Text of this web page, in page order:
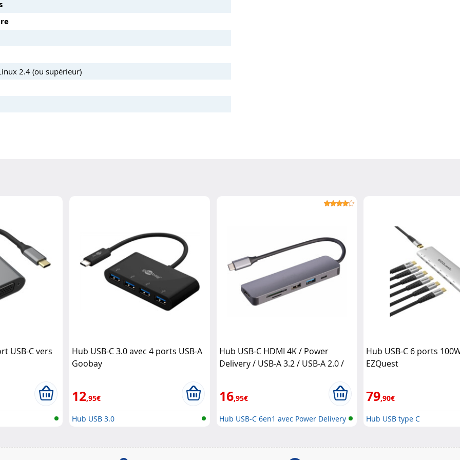
2.4 (ou supérieur)
USB-C vers
Hub USB-C 3.0 avec 4 ports USB-A
Goobay
12,95€
Hub USB 3.0
Hub USB-C HDMI 4K / Power
Delivery / USB-A 3.2 / USB-A 2.0 /
16,95€
Hub USB-C 6en1 avec Power Delivery
Hub USB-C 6 ports
EZQuest
79,90€
Hub USB type C